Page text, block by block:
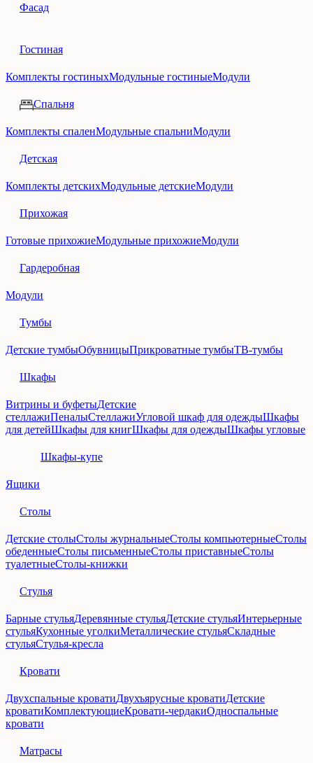
Фасад
Гостиная
Комплекты гостиныхМодульные гостиныеМодули
Спальня
Комплекты спаленМодульные спальниМодули
Детская
Комплекты детскихМодульные детскиеМодули
Прихожая
Готовые прихожиеМодульные прихожиеМодули
Гардеробная
Модули
Тумбы
Детские тумбыОбувницыПрикроватные тумбыТВ-тумбы
Шкафы
Витрины и буфетыДетские
стеллажиПеналыСтеллажиУгловой шкаф для одеждыШкафы
для детейШкафы для книгШкафы для одеждыШкафы угловые
Шкафы-купе
Ящики
Столы
Детские столыСтолы журнальныеСтолы компьютерныеСтолы
обеденныеСтолы письменныеСтолы приставныеСтолы
туалетныеСтолы-книжки
Стулья
Барные стульяДеревянные стульяДетские стульяИнтерьерные
стульяКухонные уголкиМеталлические стульяСкладные
стульяСтулья-кресла
Кровати
Двухспальные кроватиДвухъярусные кроватиДетские
кроватиКомплектующиеКровати-чердакиОдноспальные
кровати
Матрасы